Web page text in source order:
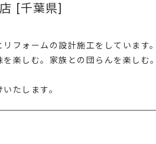
[千葉県]
フォームの設計施工をしています。
楽しむ。家族との団らんを楽しむ。
たします。